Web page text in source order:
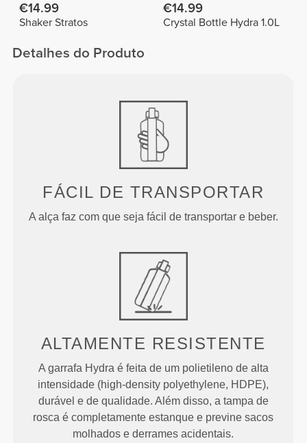
€14.99
Shaker Stratos
€14.99
Crystal Bottle Hydra 1.0L
Detalhes do Produto
FÁCIL DE TRANSPORTAR
A alça faz com que seja fácil de transportar e beber.
ALTAMENTE RESISTENTE
A garrafa Hydra é feita de um polietileno de alta
intensidade (high-density polyethylene, HDPE),
durável e de qualidade. Além disso, a tampa de
rosca é completamente estanque e previne sacos
molhados e derrames acidentais.